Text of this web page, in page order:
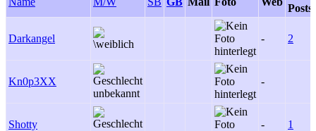
Posts
Darkangel - 2
Kn0p3XX -
Shotty - 1